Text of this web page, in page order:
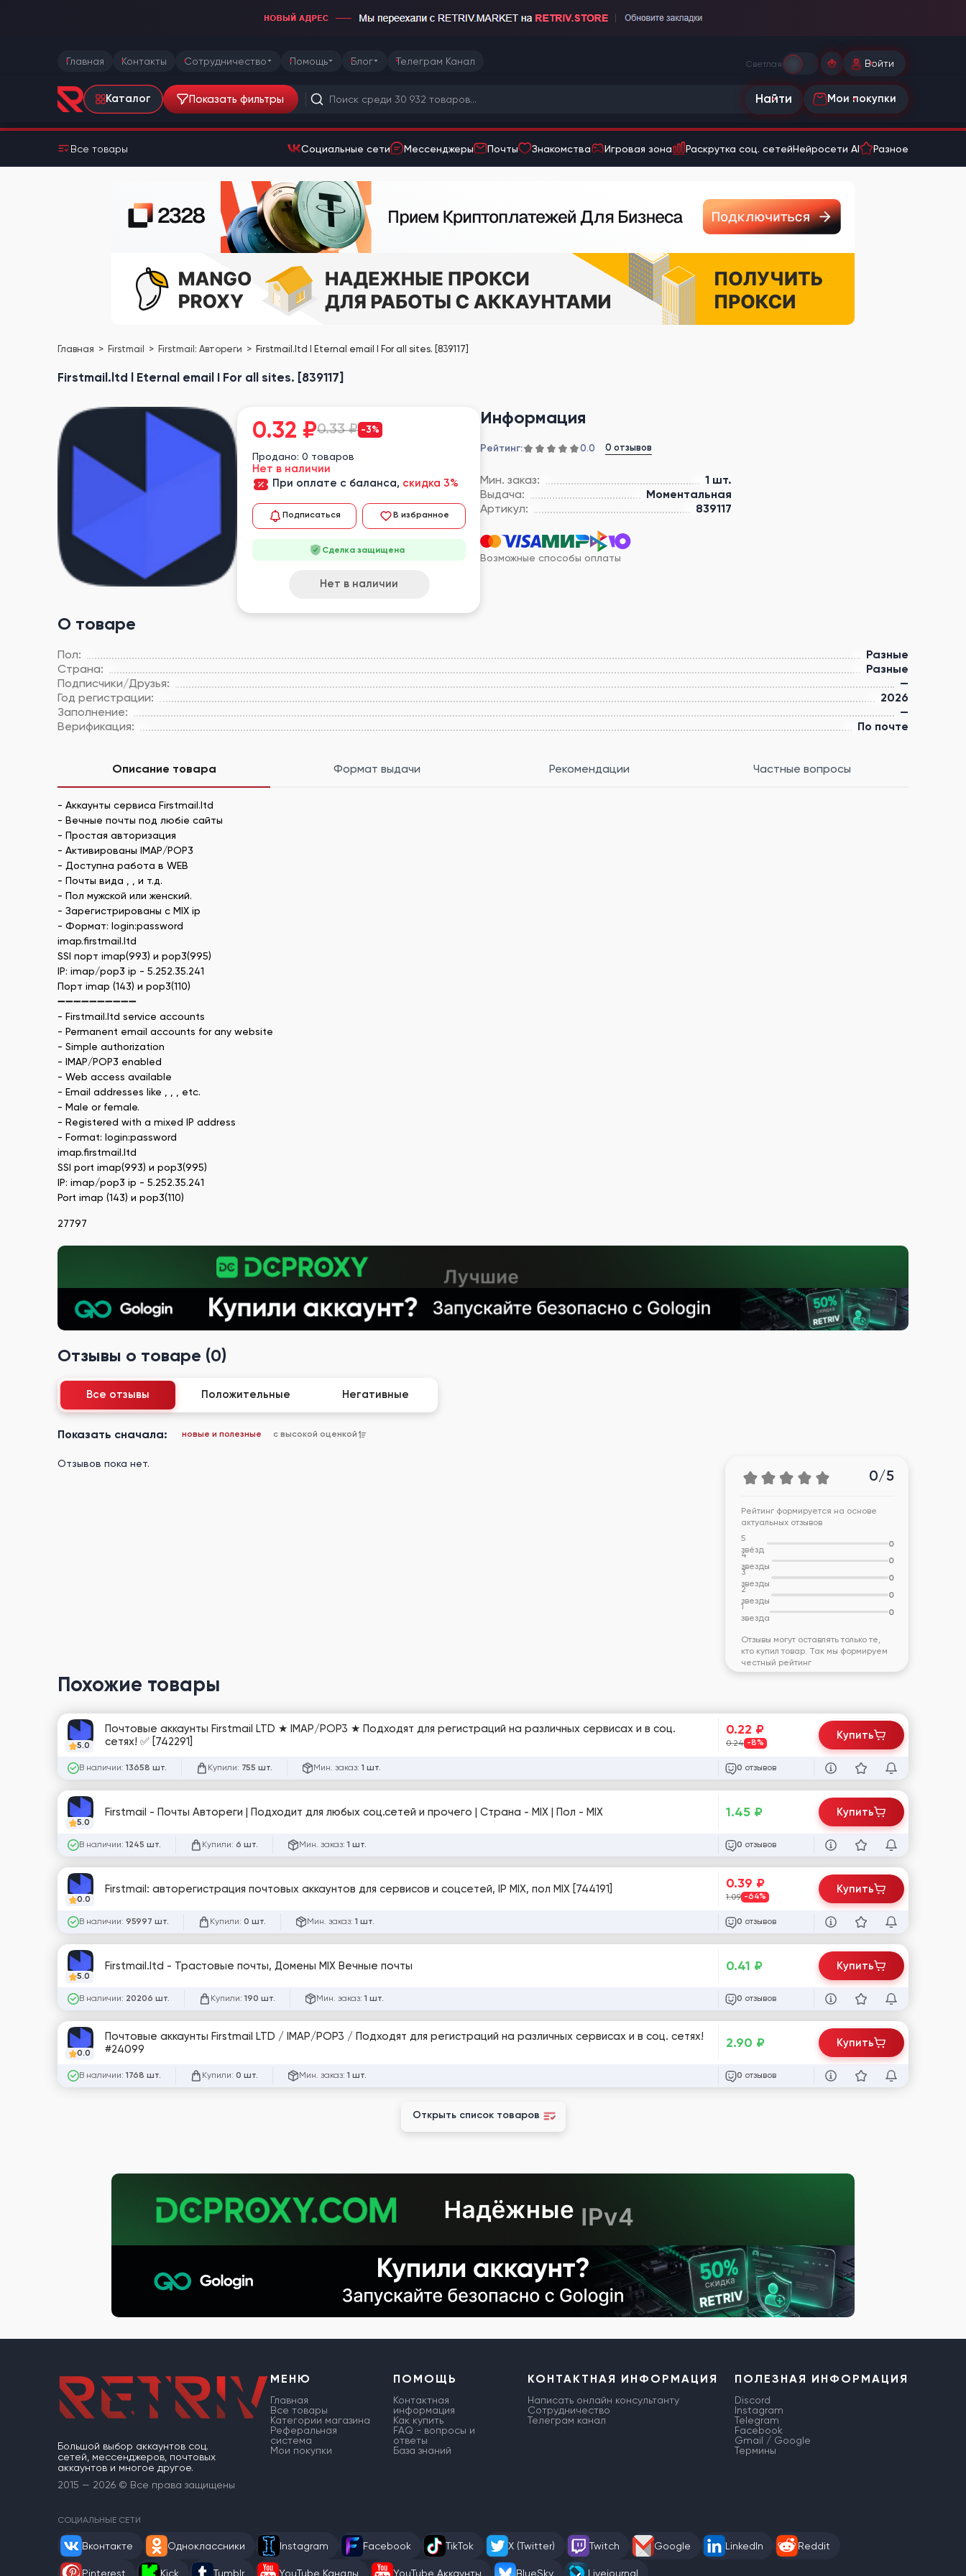
Главная Контакты Сотрудничество Помощь Блог Телеграм Канал Светлая Войти
Каталог Показать фильтры Найти Мои покупки
Все товары Социальные сети Мессенджеры Почты Знакомства Игровая зона Раскрутка соц. сетейНейросети AI Разное
Главная Firstmail Firstmail: Автореги Firstmail.ltd l Eternal email I For all sites. [839117]
Firstmail.ltd l Eternal email I For all sites. [839117]
Информация
Рейтинг: 0.0 0 отзывов
Мин. заказ:
1 шт.
Выдача:
Моментальная
Артикул:
839117
Возможные способы оплаты
О товаре
Пол:
Разные
Страна:
Разные
Подписчики/Друзья:
—
Год регистрации:
2026
Заполнение:
—
Верификация:
По почте
0.32 ₽0.33 ₽ -3%
Продано: 0 товаров
Нет в наличии
При оплате с баланса, скидка 3%
Подписаться В избранное
Сделка защищена
Нет в наличии
Описание товара Формат выдачи Рекомендации Частные вопросы
- Аккаунты сервиса Firstmail.ltd
- Вечные почты под любіе сайты
- Простая авторизация
- Активированы IMAP/POP3
- Доступна работа в WEB
- Почты вида , , и т.д.
- Пол мужской или женский.
- Зарегистрированы с MIX ip
- Формат: login:password
imap.firstmail.ltd
SSl порт imap(993) и pop3(995)
IP: imap/pop3 ip - 5.252.35.241
Порт imap (143) и pop3(110)
➖➖➖➖➖➖➖➖➖➖
- Firstmail.ltd service accounts
- Permanent email accounts for any website
- Simple authorization
- IMAP/POP3 enabled
- Web access available
- Email addresses like , , , etc.
- Male or female.
- Registered with a mixed IP address
- Format: login:password
imap.firstmail.ltd
SSl port imap(993) и pop3(995)
IP: imap/pop3 ip - 5.252.35.241
Port imap (143) и pop3(110)
27797
Отзывы о товаре (0)
Все отзывы Положительные Негативные
Показать сначала: новые и полезные с высокой оценкой
Отзывов пока нет.
0/5
Рейтинг формируется на основе
актуальных отзывов
5
звёзд
0
4
звезды
0
3
звезды
0
2
звезды
0
1
звезда
0
Отзывы могут оставлять только те,
кто купил товар. Так мы формируем
честный рейтинг
Похожие товары
5.0
Почтовые аккаунты Firstmail LTD ★ IMAP/POP3 ★ Подходят для регистраций на различных сервисах и в соц.
сетях! ✅ [742291]
В наличии: 13658 шт. Купили: 755 шт. Мин. заказ: 1 шт.
0.22 ₽
0.24 -8%
0 отзывов
Купить
5.0
Firstmail - Почты Автореги | Подходит для любых соц.сетей и прочего | Страна - MIX | Пол - MIX
В наличии: 1245 шт. Купили: 6 шт. Мин. заказ: 1 шт.
1.45 ₽
0 отзывов
Купить
0.0
Firstmail: авторегистрация почтовых аккаунтов для сервисов и соцсетей, IP MIX, пол MIX [744191]
В наличии: 95997 шт. Купили: 0 шт. Мин. заказ: 1 шт.
0.39 ₽
1.09 -64%
0 отзывов
Купить
5.0
Firstmail.ltd - Трастовые почты, Домены MIX Вечные почты
В наличии: 20206 шт. Купили: 190 шт. Мин. заказ: 1 шт.
0.41 ₽
0 отзывов
Купить
0.0
Почтовые аккаунты Firstmail LTD / IMAP/POP3 / Подходят для регистраций на различных сервисах и в соц. сетях!
#24099
В наличии: 1768 шт. Купили: 0 шт. Мин. заказ: 1 шт.
2.90 ₽
0 отзывов
Купить
Открыть список товаров
Большой выбор аккаунтов соц.
сетей, мессенджеров, почтовых
аккаунтов и многое другое.
2015 — 2026 © Все права защищены
МЕНЮ
Главная
Все товары
Категории магазина
Реферальная
система
Мои покупки
ПОМОЩЬ
Контактная
информация
Как купить
FAQ - вопросы и
ответы
База знаний
КОНТАКТНАЯ ИНФОРМАЦИЯ
Написать онлайн консультанту
Сотрудничество
Телеграм канал
ПОЛЕЗНАЯ ИНФОРМАЦИЯ
Discord
Instagram
Telegram
Facebook
Gmail / Google
Термины
СОЦИАЛЬНЫЕ СЕТИ
Вконтакте Одноклассники Instagram Facebook TikTok X (Twitter) Twitch Google LinkedIn Reddit
Pinterest Kick Tumblr YouTube Каналы YouTube Аккаунты BlueSky Livejournal